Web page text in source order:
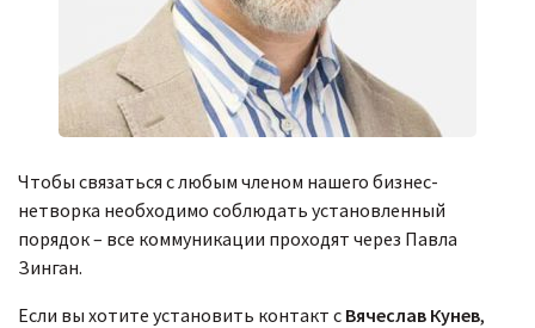
Чтобы связаться с любым членом нашего бизнес-
нетворка необходимо соблюдать установленный
порядок – все коммуникации проходят через Павла
Зинган.
Если вы хотите установить контакт с Вячеслав Кунев,